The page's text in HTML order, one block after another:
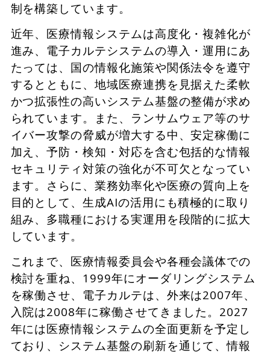
制を構築しています。
近年、医療情報システムは高度化・複雑化が
進み、電子カルテシステムの導入・運用にあ
たっては、国の情報化施策や関係法令を遵守
するとともに、地域医療連携を見据えた柔軟
かつ拡張性の高いシステム基盤の整備が求め
られています。また、ランサムウェア等のサ
イバー攻撃の脅威が増大する中、安定稼働に
加え、予防・検知・対応を含む包括的な情報
セキュリティ対策の強化が不可欠となってい
ます。さらに、業務効率化や医療の質向上を
目的として、生成AIの活用にも積極的に取り
組み、多職種における実運用を段階的に拡大
しています。
これまで、医療情報委員会や各種会議体での
検討を重ね、1999年にオーダリングシステム
を稼働させ、電子カルテは、外来は2007年、
入院は2008年に稼働させてきました。2027
年には医療情報システムの全面更新を予定し
ており、システム基盤の刷新を通じて、情報